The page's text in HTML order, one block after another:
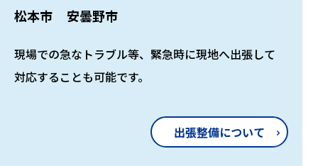
松本市
安曇野市
現場での急なトラブル等、緊急時に現地へ出張して
対応することも可能です。
出張整備について